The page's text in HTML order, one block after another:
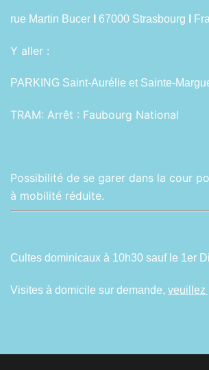
rue Martin Bucer 67000 Strasbourg
Y aller :
PARKING Saint-Aurélie et Sainte-
TRAM: Arrêt : Faubourg National
Possibilité de se garer dans la cour
à mobilité réduite.
Cultes dominicaux à 10h30 sauf le 1er
Visites à domicile sur demande, veuillez